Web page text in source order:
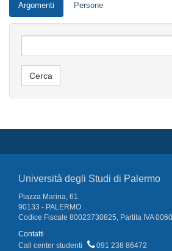
Argomenti Persone
Università degli Studi di Palermo
Piazza Marina, 61
90133 - PALERMO
Codice Fiscale 80023730825, Partita IVA
Contatti
Call center studenti
091 238 86472